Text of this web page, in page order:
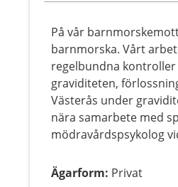
På vår
barnmorska. Vårt
regelbundna
graviditeten,
Västerås under
nära samarbete med
mödravårdspsykolog
Ägarform: Privat